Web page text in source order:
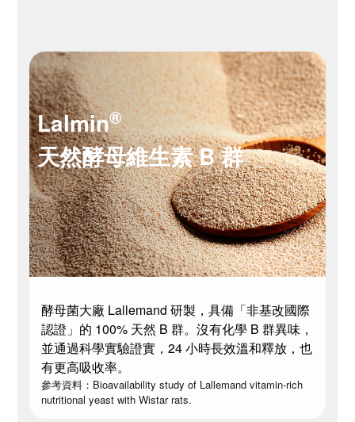
Lalmin®
天然酵母維生素 B 群
酵母菌大廠 Lallemand 研製，具備「非基改國際
認證」的 100% 天然 B 群。沒有化學 B 群異味，
並通過科學實驗證實，24 小時長效溫和釋放，也
有更高吸收率。
參考資料：Bioavailability study of Lallemand vitamin-rich
nutritional yeast with Wistar rats.